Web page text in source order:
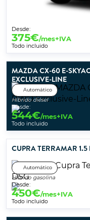
Desde:
375€/mes+IVA
Todo incluido
MAZDA CX-60 E-
EXCLUSIVE-LINE
Automático
Híbrido diésel
Desde:
544€/mes+IVA
Todo incluido
CUPRA TERRAMAR 1.5
Automático
Híbrido gasolina
Desde:
450€/mes+IVA
Todo incluido